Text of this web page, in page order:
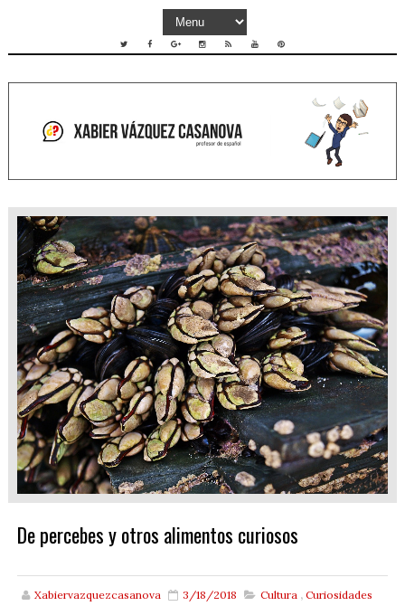
De percebes y otros alimentos curiosos
Xabiervazquezcasanova 3/18/2018 Cultura , Curiosidades